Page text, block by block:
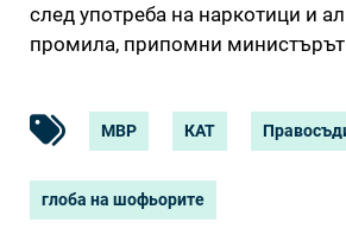
след употреба на наркотици и
промила, припомни
МВР КАТ
глоба на шофьорите